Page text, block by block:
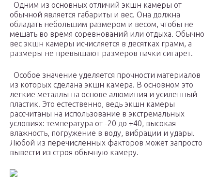
Одним из основных отличий экшн камеры от
обычной является габариты и вес. Она должна
обладать небольшим размером и весом, чтобы не
мешать во время соревнований или отдыха. Обычно
вес экшн камеры исчисляется в десятках грамм, а
размеры не превышают размеров пачки сигарет.
Особое значение уделяется прочности материалов
из которых сделана экшн камера. В основном это
легкие металлы на основе алюминия и усиленный
пластик. Это естественно, ведь экшн камеры
рассчитаны на использование в экстремальных
условиях: температура от -20 до +40, высокая
влажность, погружение в воду, вибрации и удары.
Любой из перечисленных факторов может запросто
вывести из строя обычную камеру.